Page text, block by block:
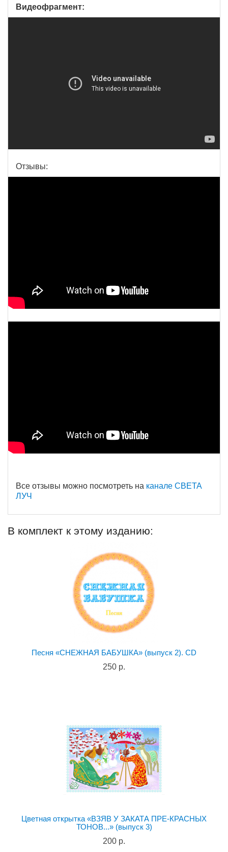
Видеофрагмент:
Отзывы:
Все отзывы можно посмотреть на канале СВЕТА
ЛУЧ
В комплект к этому изданию:
Песня «СНЕЖНАЯ БАБУШКА» (выпуск 2). CD
250 р.
Цветная открытка «ВЗЯВ У ЗАКАТА ПРЕ-КРАСНЫХ
ТОНОВ...» (выпуск 3)
200 р.